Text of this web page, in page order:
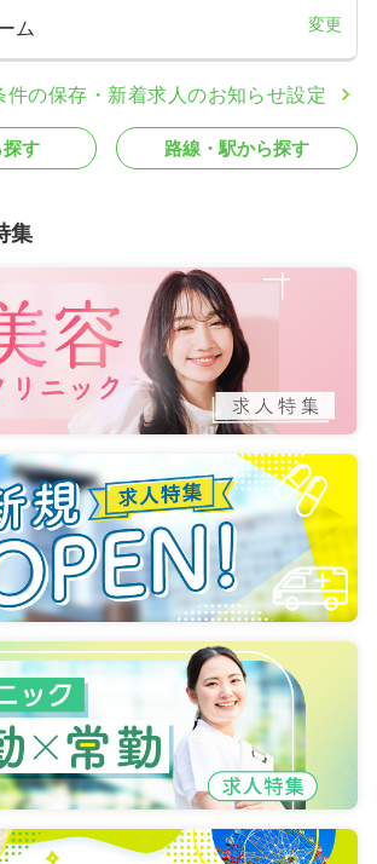
ム 変更
件の保存・新着求人のお知らせ設定
す 路線・駅から探す
集